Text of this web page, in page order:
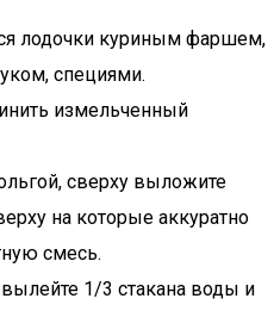
лодочки куриным фаршем,
специями.
измельченный
сверху выложите
на которые аккуратно
смесь.
вылейте 1/3 стакана воды и